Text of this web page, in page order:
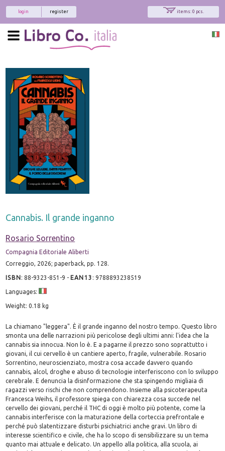
items: 0 pcs.
register
login
Cannabis. Il grande inganno
Rosario Sorrentino
Compagnia Editoriale Aliberti
Correggio, 2026; paperback, pp. 128.
ISBN:88-9323-851-9 - EAN13 :9788893238519
Languages:
Weight: 0.18 kg
La chiamano "leggera". È il grande inganno del nostro tempo. Questo libro
smonta una delle narrazioni più pericolose degli ultimi anni: l'idea che la
cannabis sia innocua. Non lo è. E a pagarne il prezzo sono soprattutto i
giovani, il cui cervello è un cantiere aperto, fragile, vulnerabile. Rosario
Sorrentino, neuroscienziato, mostra cosa accade davvero quando
cannabis, alcol, droghe e abuso di tecnologie interferiscono con lo sviluppo
cerebrale. E denuncia la disinformazione che sta spingendo migliaia di
ragazzi verso rischi che non comprendono. Insieme alla psicoterapeuta
Francesca Weihs, il professore spiega con chiarezza cosa succede nel
cervello dei giovani, perché il THC di oggi è molto più potente, come la
cannabis interferisce con la maturazione della corteccia prefrontale e
perché può slatentizzare disturbi psichiatrici anche gravi. Un libro di
interesse scientifico e civile, che ha lo scopo di sensibilizzare su un tema
quanto mai attuale e delicato. Un appello alla politica, alla scuola, ai